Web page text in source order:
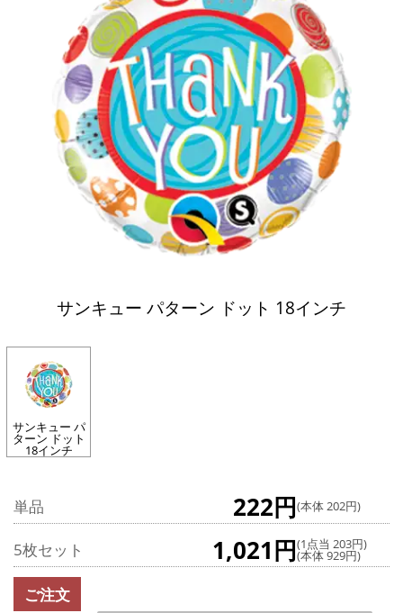
サンキュー パターン ドット 18インチ
サンキュー パ
ターン ドット
18インチ
単品 222円(本体 202円)
5枚セット 1,021円(1点当 203円)
(本体 929円)
ご注文